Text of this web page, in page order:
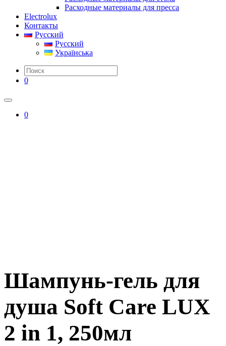
Расходные материалы для пресса
Electrolux
Контакты
Русский
Русский
Українська
0
0
Шампунь-гель для
душа Soft Care LUX
2 in 1, 250мл